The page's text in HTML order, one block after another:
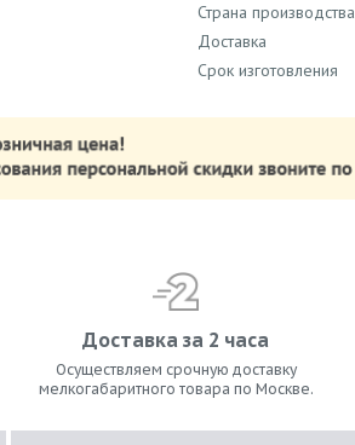
Страна производства
Доставка
Срок изготовления
Доставка за 2 часа
Осуществляем срочную доставку
мелкогабаритного товара по Москве.